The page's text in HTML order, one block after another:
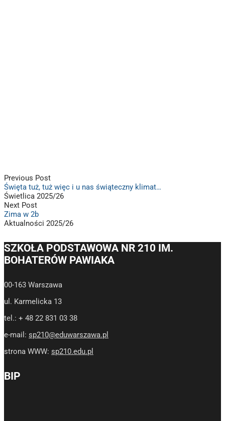
Previous Post
Święta tuż, tuż więc i u nas świąteczny klimat…
Świetlica 2025/26
Next Post
Zima w 2b
Aktualności 2025/26
SZKOŁA PODSTAWOWA NR 210 IM.
BOHATERÓW PAWIAKA
00-163 Warszawa
ul. Karmelicka 13
tel.: + 48 22 831 03 38
e-mail: sp210@eduwarszawa.pl
strona WWW: sp210.edu.pl
BIP